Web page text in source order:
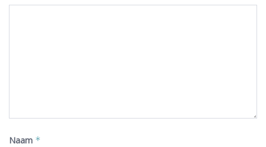
Naam *